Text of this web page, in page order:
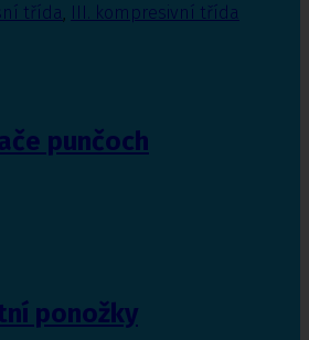
třída III. kompresivní třída
punčoch
ponožky